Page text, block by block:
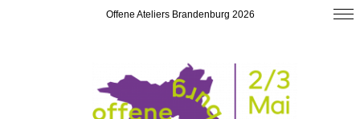
Offene Ateliers Brandenburg 2026